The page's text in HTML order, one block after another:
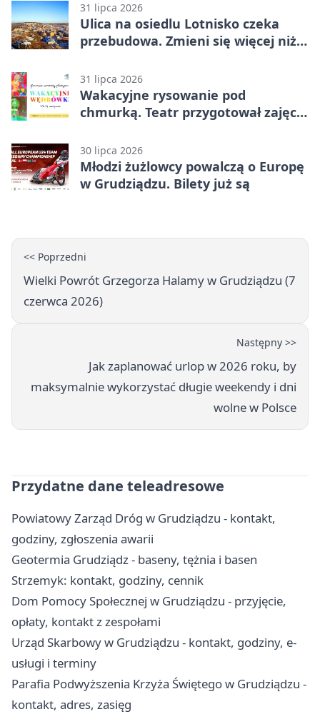
31 lipca 2026
Ulica na osiedlu Lotnisko czeka
przebudowa. Zmieni się więcej niż
31 lipca 2026
Wakacyjne rysowanie pod
chmurką. Teatr przygotował zajęcia
30 lipca 2026
Młodzi żużlowcy powalczą o Europę
w Grudziądzu. Bilety już są
<< Poprzedni
Wielki Powrót Grzegorza Halamy w Grudziądzu (7
czerwca 2026)
Następny >>
Jak zaplanować urlop w 2026 roku, by
maksymalnie wykorzystać długie weekendy i dni
wolne w Polsce
Przydatne dane teleadresowe
Powiatowy Zarząd Dróg w Grudziądzu - kontakt,
godziny, zgłoszenia awarii
Geotermia Grudziądz - baseny, tężnia i basen
Strzemyk: kontakt, godziny, cennik
Dom Pomocy Społecznej w Grudziądzu - przyjęcie,
opłaty, kontakt z zespołami
Urząd Skarbowy w Grudziądzu - kontakt, godziny, e-
usługi i terminy
Parafia Podwyższenia Krzyża Świętego w Grudziądzu -
kontakt, adres, zasięg